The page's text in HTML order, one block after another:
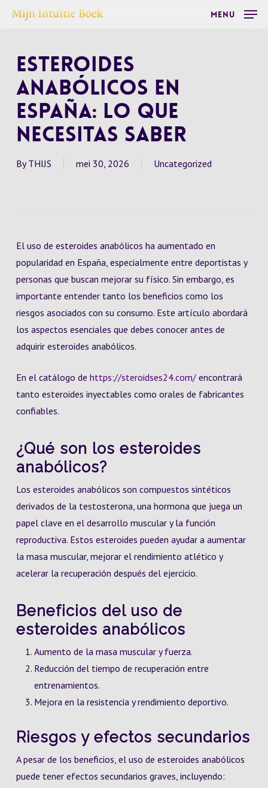
Skip
content
Menu
Esteroides
Anabólicos en
España: Lo que
Necesitas Saber
By THIJS mei 30, 2026 Uncategorized
El uso de esteroides anabólicos ha aumentado en
popularidad en España, especialmente entre deportistas y
personas que buscan mejorar su físico. Sin embargo, es
importante entender tanto los beneficios como los
riesgos asociados con su consumo. Este artículo abordará
los aspectos esenciales que debes conocer antes de
adquirir esteroides anabólicos.
En el catálogo de https://steroidses24.com/encontrará
tanto esteroides inyectables como orales de fabricantes
confiables.
¿Qué son los esteroides
anabólicos?
Los esteroides anabólicos son compuestos sintéticos
derivados de la testosterona, una hormona que juega un
papel clave en el desarrollo muscular y la función
reproductiva. Estos esteroides pueden ayudar a aumentar
la masa muscular, mejorar el rendimiento atlético y
acelerar la recuperación después del ejercicio.
Beneficios del uso de
esteroides anabólicos
Aumento de la masa muscular y fuerza.
Reducción del tiempo de recuperación entre
entrenamientos.
Mejora en la resistencia y rendimiento deportivo.
Riesgos y efectos secundarios
A pesar de los beneficios, el uso de esteroides anabólicos
puede tener efectos secundarios graves, incluyendo: